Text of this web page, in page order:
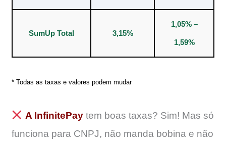
SumUp Total 3,15%
1,05% –
1,59%
* Todas as taxas e valores podem mudar
A InfinitePaytem boas taxas? Sim! Mas só
funciona para CNPJ, não manda bobina e não